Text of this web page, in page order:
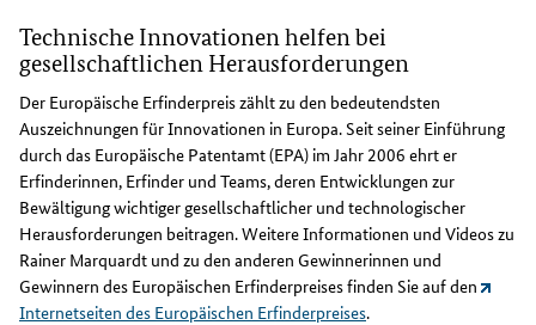
Technische Innovationen helfen bei
gesellschaftlichen Herausforderungen
Der Europäische Erfinderpreis zählt zu den bedeutendsten
Auszeichnungen für Innovationen in Europa. Seit seiner Einführung
durch das Europäische Patentamt (EPA) im Jahr 2006 ehrt er
Erfinderinnen, Erfinder und Teams, deren Entwicklungen zur
Bewältigung wichtiger gesellschaftlicher und technologischer
Herausforderungen beitragen. Weitere Informationen und Videos zu
Rainer Marquardt und zu den anderen Gewinnerinnen und
Gewinnern des Europäischen Erfinderpreises finden Sie auf den
Internetseiten des Europäischen Erfinderpreises.